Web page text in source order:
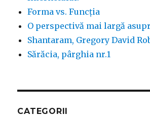
Forma vs. Funcția
O perspectivă mai largă
Shantaram, Gregory David
Sărăcia, pârghia nr.1
CATEGORII